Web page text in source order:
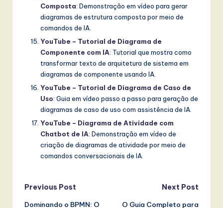
Composta: Demonstração em vídeo para gerar
diagramas de estrutura composta por meio de
comandos de IA.
YouTube – Tutorial de Diagrama de
Componente com IA: Tutorial que mostra como
transformar texto de arquitetura de sistema em
diagramas de componente usando IA.
YouTube – Tutorial de Diagrama de Caso de
Uso: Guia em vídeo passo a passo para geração de
diagramas de caso de uso com assistência de IA.
YouTube – Diagrama de Atividade com
Chatbot de IA: Demonstração em vídeo de
criação de diagramas de atividade por meio de
comandos conversacionais de IA.
Post
Previous Post
Dominando o BPMN: O
Next Post
O Guia Completo para